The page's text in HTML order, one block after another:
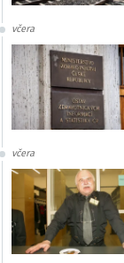
včera
včera